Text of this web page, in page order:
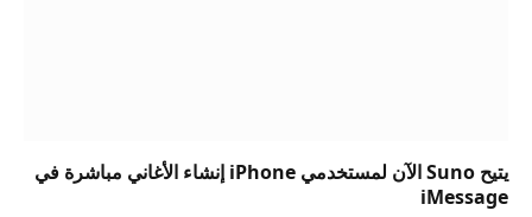
يتيح Suno الآن لمستخدمي iPhone إنشاء الأغاني مباشرة في
iMessage